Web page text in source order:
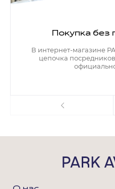
Покупка без
В интернет-магазине
цепочка